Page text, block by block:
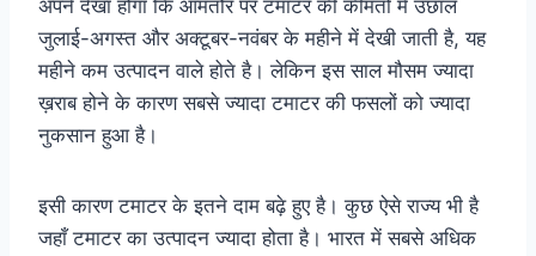
अपने देखा होगा कि आमतौर पर टमाटर की कीमतों में उछाल
जुलाई-अगस्त और अक्टूबर-नवंबर के महीने में देखी जाती है, यह
महीने कम उत्पादन वाले होते है। लेकिन इस साल मौसम ज्यादा
ख़राब होने के कारण सबसे ज्यादा टमाटर की फसलों को ज्यादा
नुकसान हुआ है।
इसी कारण टमाटर के इतने दाम बढ़े हुए है। कुछ ऐसे राज्य भी है
जहाँ टमाटर का उत्पादन ज्यादा होता है। भारत में सबसे अधिक